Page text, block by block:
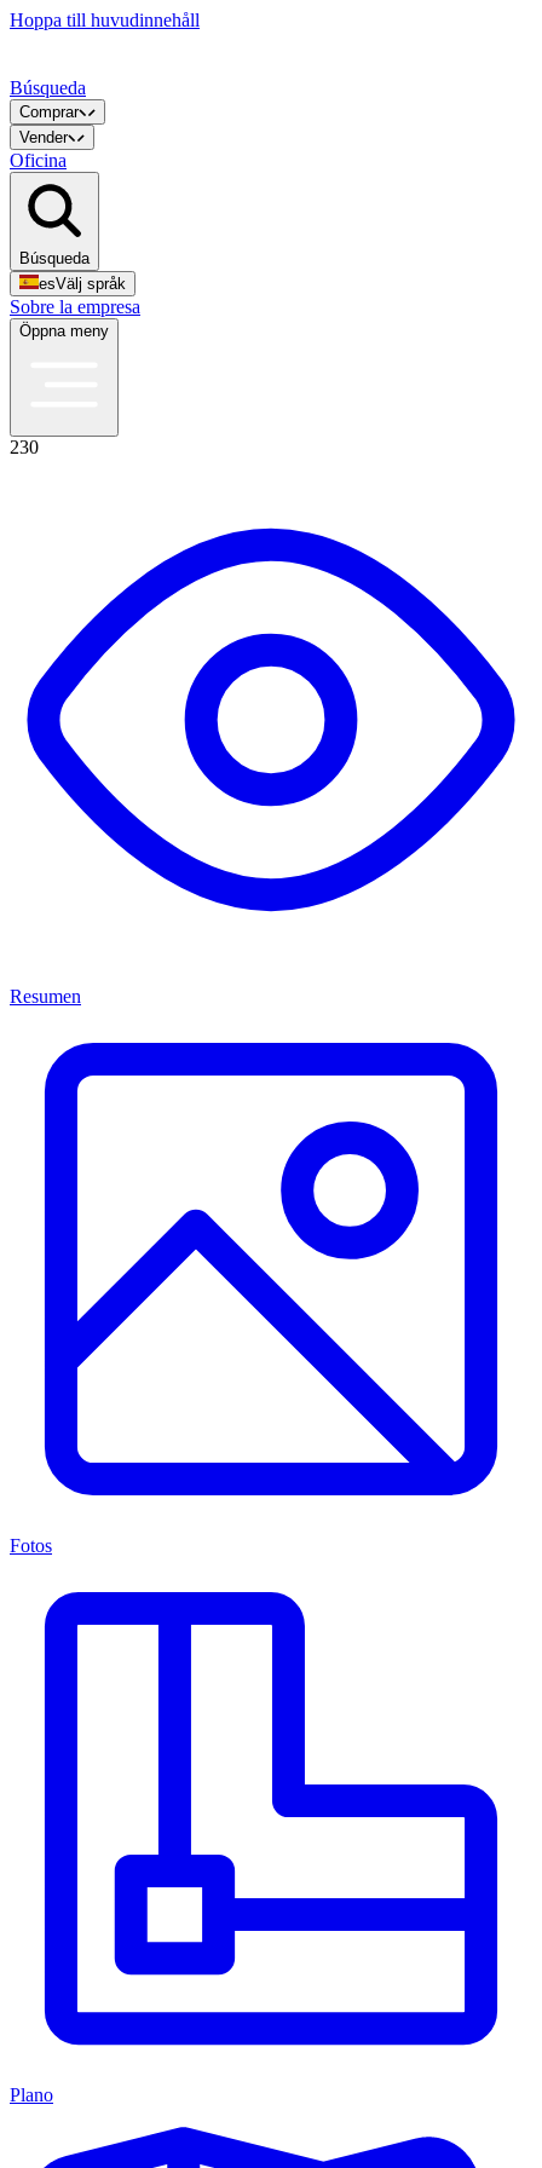
Hoppa till huvudinnehåll
Búsqueda
Comprar
Vender
Oficina
Búsqueda
esVälj språk
Sobre la empresa
Öppna meny
230
Resumen
Fotos
Plano